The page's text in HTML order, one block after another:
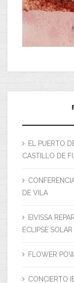
EL PUERTO
CASTILLO DE
DE VILA
EIVISSA
ECLIPSE SOLAR
FLOWER
CONCIERTO